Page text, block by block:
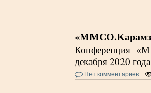
Конференция
декабря 2020
Нет комментариев